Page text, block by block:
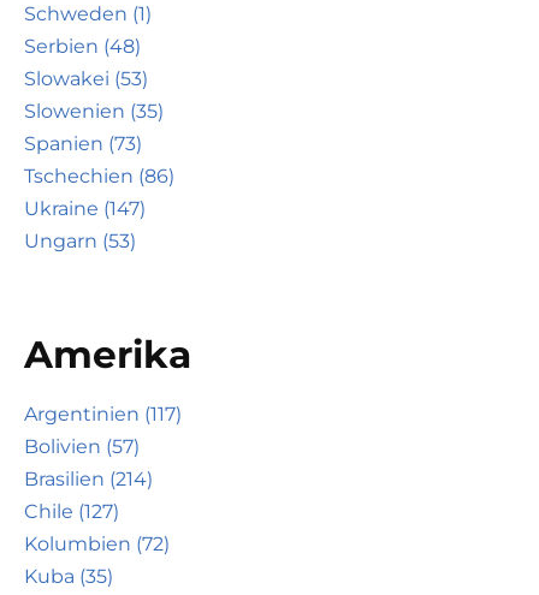
Schweden (1)
Serbien (48)
Slowakei (53)
Slowenien (35)
Spanien (73)
Tschechien (86)
Ukraine (147)
Ungarn (53)
Amerika
Argentinien (117)
Bolivien (57)
Brasilien (214)
Chile (127)
Kolumbien (72)
Kuba (35)